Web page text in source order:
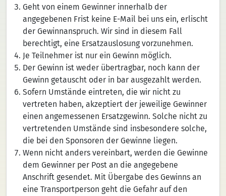
Geht von einem Gewinner innerhalb der
angegebenen Frist keine E-Mail bei uns ein, erlischt
der Gewinnanspruch. Wir sind in diesem Fall
berechtigt, eine Ersatzauslosung vorzunehmen.
Je Teilnehmer ist nur ein Gewinn möglich.
Der Gewinn ist weder übertragbar, noch kann der
Gewinn getauscht oder in bar ausgezahlt werden.
Sofern Umstände eintreten, die wir nicht zu
vertreten haben, akzeptiert der jeweilige Gewinner
einen angemessenen Ersatzgewinn. Solche nicht zu
vertretenden Umstände sind insbesondere solche,
die bei den Sponsoren der Gewinne liegen.
Wenn nicht anders vereinbart, werden die Gewinne
dem Gewinner per Post an die angegebene
Anschrift gesendet. Mit Übergabe des Gewinns an
eine Transportperson geht die Gefahr auf den